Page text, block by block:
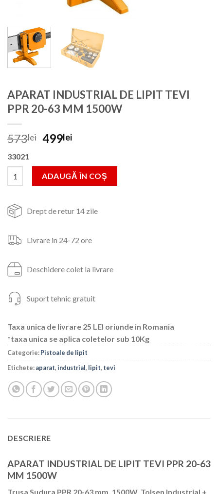
APARAT INDUSTRIAL DE LIPIT TEVI
PPR 20-63 MM 1500W
573lei Prețul
fost:
573lei.
499leiPrețul
499lei.
33021
Cantitate APARAT INDUSTRIAL DE LIPIT TEVI PPR 20-63 MM
ADAUGĂ ÎN COȘ
Drept de retur 14 zile
Livrare in 24-72 ore
Deschidere colet la livrare
Suport tehnic gratuit
Taxa unica de livrare 25 LEI oriunde in Romania
*taxa unica se aplica coletelor sub 10Kg
Categorie:Pistoale de lipit
Etichete:aparat,industrial, lipit, tevi
DESCRIERE
APARAT INDUSTRIAL DE LIPIT TEVI PPR 20-63
MM 1500W
Trusa Sudura PPR 20-63 mm, 1500W ,Tolsen Industrial +